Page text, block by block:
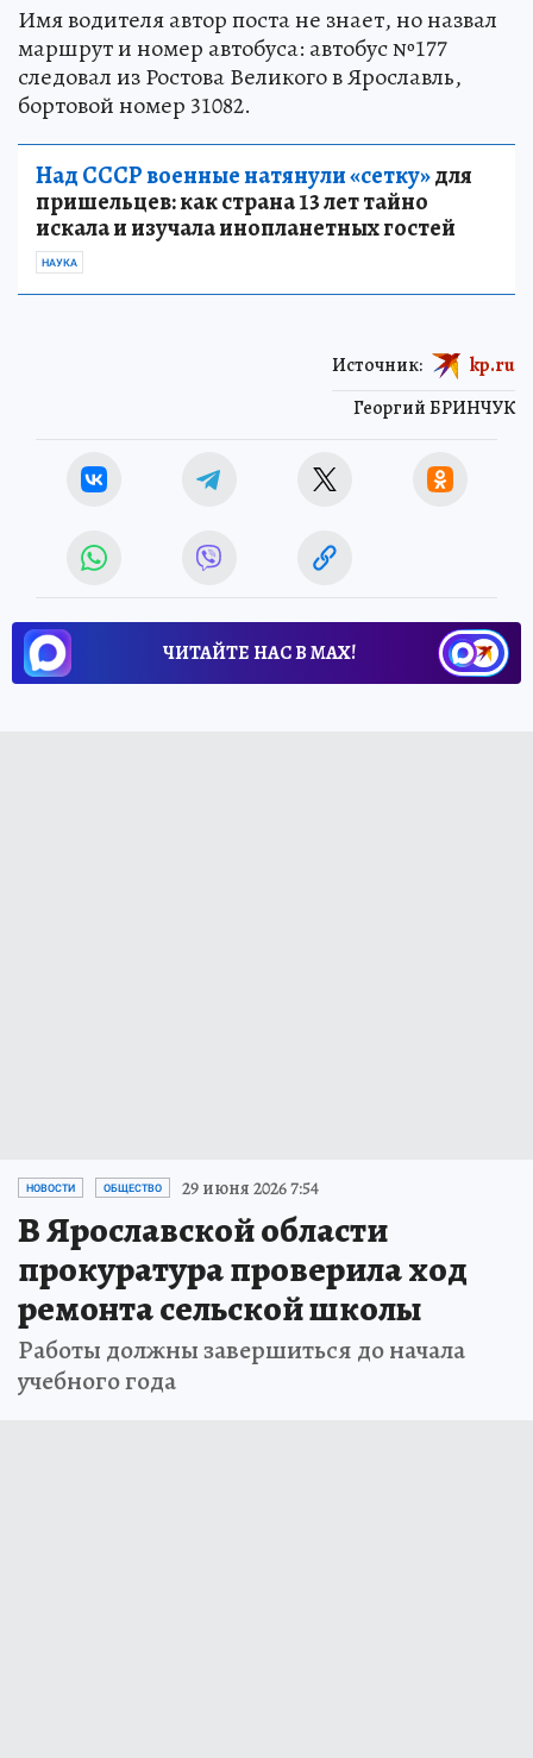
Имя водителя автор поста не знает, но назвал
маршрут и номер автобуса: автобус №177
следовал из Ростова Великого в Ярославль,
бортовой номер 31082.
Над СССР военные натянули «сетку»для
пришельцев: как страна 13 лет тайно
искала и изучала инопланетных гостей
НАУКА
Георгий БРИНЧУК
Источник: kp.ru
ЧИТАЙТЕ НАС В МАХ!
НОВОСТИ ОБЩЕСТВО 29 июня 2026 7:54
В Ярославской области
прокуратура проверила ход
ремонта сельской школы
Работы должны завершиться до начала
учебного года